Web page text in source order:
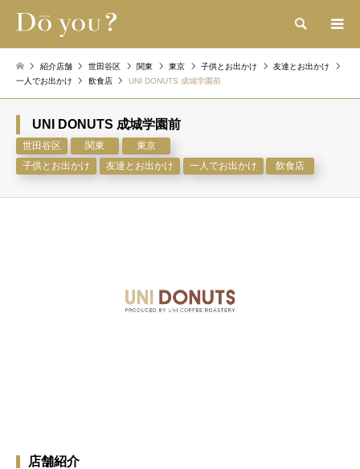
検索
紹介店舗 世田谷区 関東 東京 子供とお出かけ
友達とお出かけ
一人でお出かけ
飲食店 UNI DONUTS 成城学園前
UNI DONUTS 成城学園前
世田谷区 関東
東京
子供とお出かけ
友達とお出かけ 一人でお出かけ 飲食店
店舗紹介